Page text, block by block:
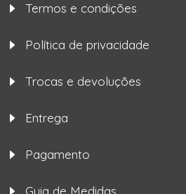
Termos e condições
Política de privacidade
Trocas e devoluções
Entrega
Pagamento
Guia de Medidas